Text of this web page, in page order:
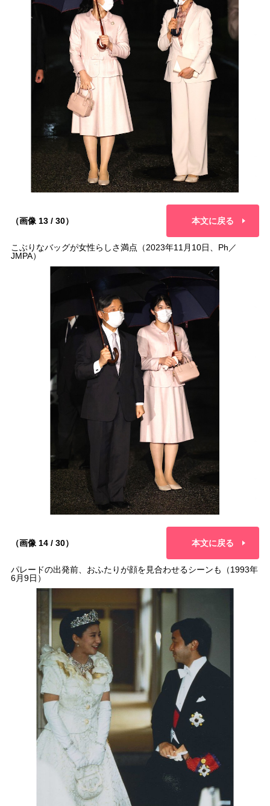
（画像 13 / 30） 本文に戻る
こぶりなバッグが女性らしさ満点（2023年11月10日、Ph／
JMPA）
（画像 14 / 30） 本文に戻る
パレードの出発前、おふたりが顔を見合わせるシーンも（1993年
6月9日）